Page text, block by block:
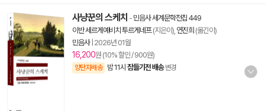
사냥꾼의 스케치 - 민음사 세계문학전집 449
이반 세르게예비치 투르게네프(지은이), 연진희 (옮긴이)
민음사| 2026년 01월
16,200원 (10% 할인 / 900원)
양탄자배송 밤 11시 잠들기전 배송 변경